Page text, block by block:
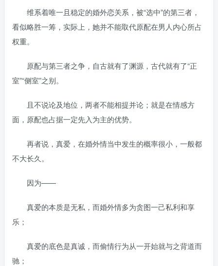
维系着唯一且稳定的婚外恋关系，被“选中”的第三者，
看似略胜一筹，实际上，她并不能取代原配在男人内心所占
权重。
原配与第三者之争，自古就有了渊源，古代就有了“正
室”“侧室”之别。
且不说论及地位，两者不能相提并论；就是在情感方
面，原配也占据一定先入为主的优势。
再者说，真爱，在婚外情当中发生的概率很小，一般都
不大长久。
因为——
真爱的本质是无私，而婚外情多为贪图一己私利和享
乐；
真爱的底色是真诚，而偷情行为从一开始就与之背道而
驰；